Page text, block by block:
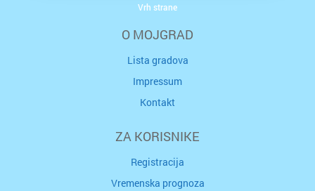
O MOJGRAD
Lista gradova
Impressum
Kontakt
ZA KORISNIKE
Registracija
Vremenska prognoza
Vrh strane